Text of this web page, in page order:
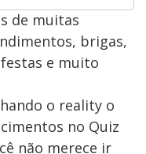
de muitas
brigas,
e muito
o reality o
no Quiz
não merece ir